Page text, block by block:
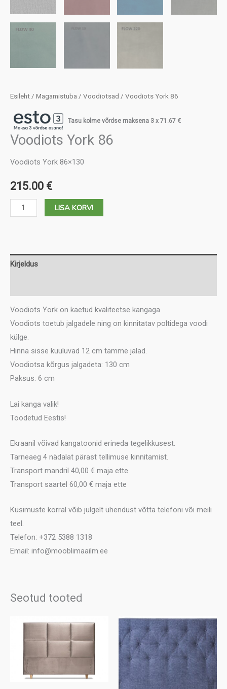
Esileht / Magamistuba / Voodiotsad / Voodiots York 86
Tasu kolme võrdse maksena 3 x 71.67 €
Voodiots York 86
Voodiots York 86×130
215.00 €
Voodiots
York
LISA KORVI
Kirjeldus
Voodiots York on kaetud kvaliteetse kangaga
Voodiots toetub jalgadele ning on kinnitatav poltidega voodi
külge.
Hinna sisse kuuluvad 12 cm tamme jalad.
Voodiotsa kõrgus jalgadeta: 130 cm
Paksus: 6 cm
Lai kanga valik!
Toodetud Eestis!
Ekraanil võivad kangatoonid erineda tegelikkusest.
Tarneaeg 4 nädalat pärast tellimuse kinnitamist.
Transport mandril 40,00 € maja ette
Transport saartel 60,00 € maja ette
Küsimuste korral võib julgelt ühendust võtta telefoni või meili
teel.
Telefon: +372 5388 1318
Email: info@mooblimaailm.ee
Seotud tooted